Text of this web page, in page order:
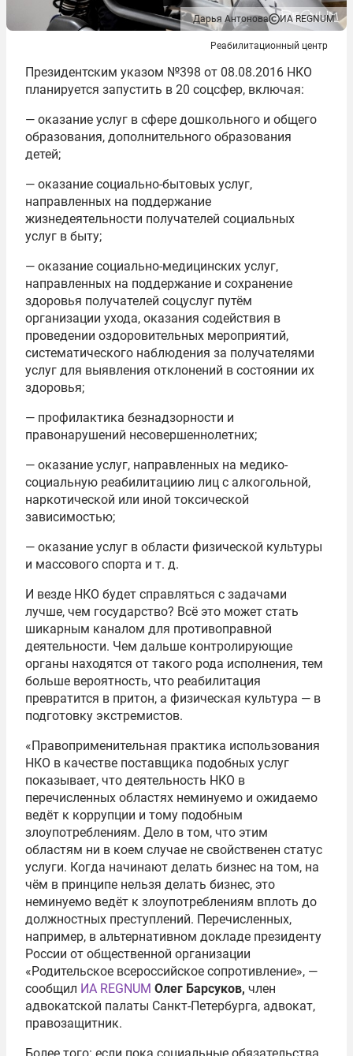
Дарья Антонова ИА REGNUM
Реабилитационный центр
Президентским указом №398 от 08.08.2016 НКО
планируется запустить в 20 соцсфер, включая:
— оказание услуг в сфере дошкольного и общего
образования, дополнительного образования
детей;
— оказание социально-бытовых услуг,
направленных на поддержание
жизнедеятельности получателей социальных
услуг в быту;
— оказание социально-медицинских услуг,
направленных на поддержание и сохранение
здоровья получателей соцуслуг путём
организации ухода, оказания содействия в
проведении оздоровительных мероприятий,
систематического наблюдения за получателями
услуг для выявления отклонений в состоянии их
здоровья;
— профилактика безнадзорности и
правонарушений несовершеннолетних;
— оказание услуг, направленных на медико-
социальную реабилитациию лиц с алкогольной,
наркотической или иной токсической
зависимостью;
— оказание услуг в области физической культуры
и массового спорта и т. д.
И везде НКО будет справляться с задачами
лучше, чем государство? Всё это может стать
шикарным каналом для противоправной
деятельности. Чем дальше контролирующие
органы находятся от такого рода исполнения, тем
больше вероятность, что реабилитация
превратится в притон, а физическая культура — в
подготовку экстремистов.
«Правоприменительная практика использования
НКО в качестве поставщика подобных услуг
показывает, что деятельность НКО в
перечисленных областях неминуемо и ожидаемо
ведёт к коррупции и тому подобным
злоупотреблениям. Дело в том, что этим
областям ни в коем случае не свойственен статус
услуги. Когда начинают делать бизнес на том, на
чём в принципе нельзя делать бизнес, это
неминуемо ведёт к злоупотреблениям вплоть до
должностных преступлений. Перечисленных,
например, в альтернативном докладе президенту
России от общественной организации
«Родительское всероссийское сопротивление», —
сообщил ИА REGNUM Олег Барсуков, член
адвокатской палаты Санкт-Петербурга, адвокат,
правозащитник.